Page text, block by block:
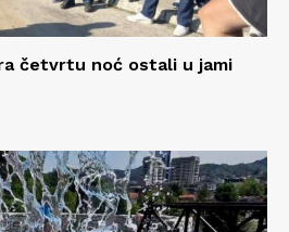
četvrtu noć ostali u jami